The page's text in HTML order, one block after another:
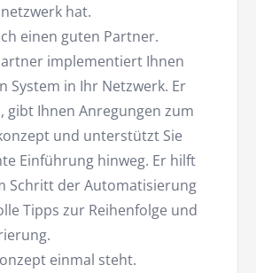
hat.
einen guten Partner.
implementiert Ihnen
System in Ihr Netzwerk. Er
gibt Ihnen Anregungen zum
und unterstützt Sie
Einführung hinweg. Er hilft
Schritt der Automatisierung
Tipps zur Reihenfolge und
einmal steht.